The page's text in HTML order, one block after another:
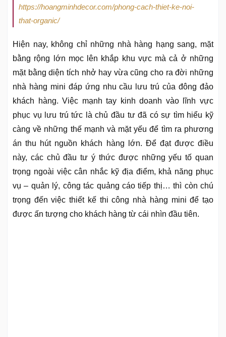
https://hoangminhdecor.com/phong-cach-thiet-ke-noi-
that-organic/
Hiện nay, không chỉ những nhà hàng hạng sang, mặt
bằng rộng lớn mọc lên khắp khu vực mà cả ở những
mặt bằng diện tích nhở hay vừa cũng cho ra đời những
nhà hàng mini đáp ứng nhu cầu lưu trú của đông đảo
khách hàng. Việc mạnh tay kinh doanh vào lĩnh vực
phục vụ lưu trú tức là chủ đầu tư đã có sự tìm hiểu kỹ
càng về những thế mạnh và mặt yếu để tìm ra phương
án thu hút nguồn khách hàng lớn. Để đạt được điều
này, các chủ đầu tư ý thức được những yếu tố quan
trọng ngoài việc cân nhắc kỹ địa điểm, khả năng phục
vụ – quản lý, công tác quảng cáo tiếp thị… thì còn chú
trọng đến việc thiết kế thi công nhà hàng mini để tạo
được ấn tượng cho khách hàng từ cái nhìn đầu tiên.